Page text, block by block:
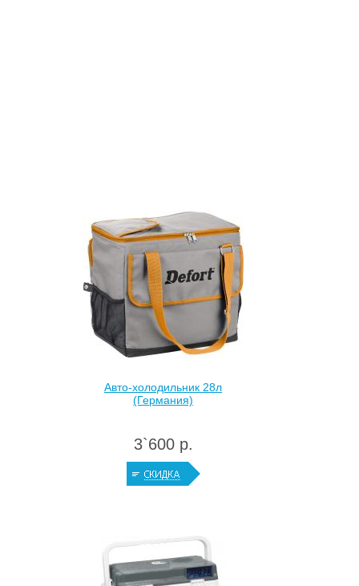
Авто-холодильник 28л
(Германия)
3`600 р.